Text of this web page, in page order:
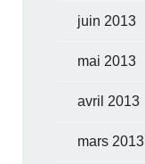
juin 2013
mai 2013
avril 2013
mars 2013